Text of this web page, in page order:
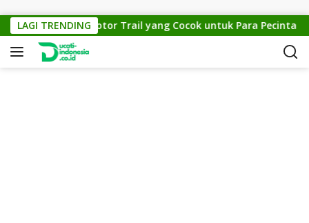
LAGI TRENDING
Cross 150: Motor Trail yang Cocok untuk Para Pecinta Off-